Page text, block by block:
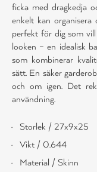
ficka med dragkedja
enkelt kan organisera
perfekt för dig som
looken – en idealisk
som kombinerar
sätt. En säker
och om igen. Det
användning.
Storlek / 27x9x25
Vikt / 0.644
Material / Skinn